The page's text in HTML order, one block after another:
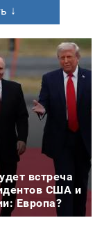
↓
встреча
США и
Европа?